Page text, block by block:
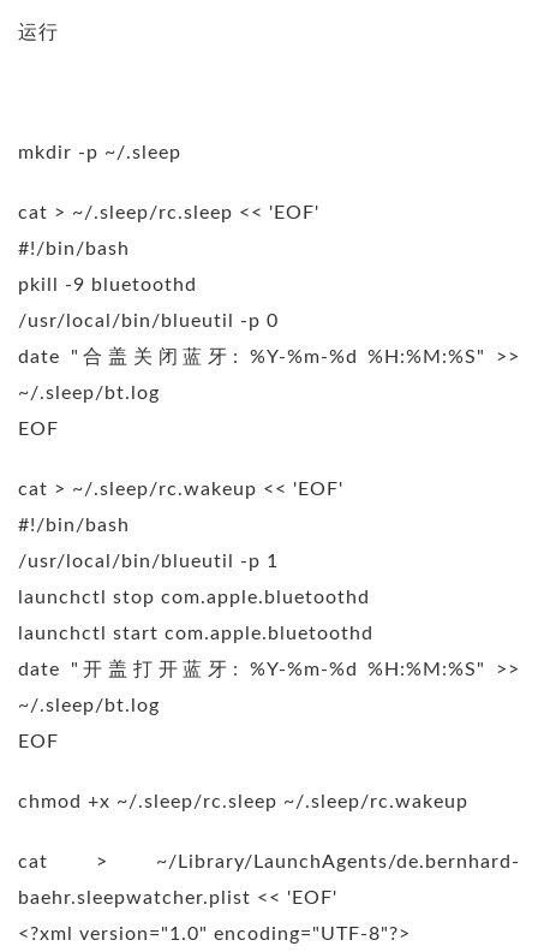
运行
mkdir -p ~/.sleep
cat > ~/.sleep/rc.sleep << 'EOF'
#!/bin/bash
pkill -9 bluetoothd
/usr/local/bin/blueutil -p 0
date "合盖关闭蓝牙: %Y-%m-%d %H:%M:%S" >>
~/.sleep/bt.log
EOF
cat > ~/.sleep/rc.wakeup << 'EOF'
#!/bin/bash
/usr/local/bin/blueutil -p 1
launchctl stop com.apple.bluetoothd
launchctl start com.apple.bluetoothd
date "开盖打开蓝牙: %Y-%m-%d %H:%M:%S" >>
~/.sleep/bt.log
EOF
chmod +x ~/.sleep/rc.sleep ~/.sleep/rc.wakeup
cat > ~/Library/LaunchAgents/de.bernhard-
baehr.sleepwatcher.plist << 'EOF'
<?xml version="1.0" encoding="UTF-8"?>